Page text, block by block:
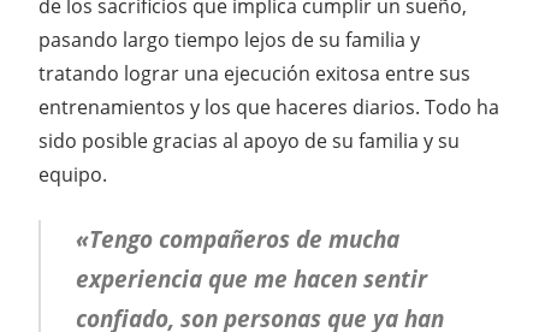
de los sacrificios que implica cumplir un sueño,
pasando largo tiempo lejos de su familia y
tratando lograr una ejecución exitosa entre sus
entrenamientos y los que haceres diarios. Todo ha
sido posible gracias al apoyo de su familia y su
equipo.
«Tengo compañeros de mucha
experiencia que me hacen sentir
confiado, son personas que ya han